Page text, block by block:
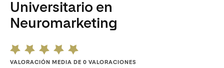
Universitario en
Neuromarketing
VALORACIÓN MEDIA DE 0 VALORACIONES